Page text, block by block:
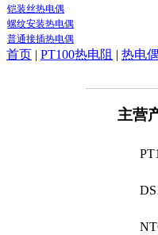
铠装丝热电偶
螺纹安装热电偶
普通接插热电偶
首页 | PT100热电阻 | 热电偶
主营